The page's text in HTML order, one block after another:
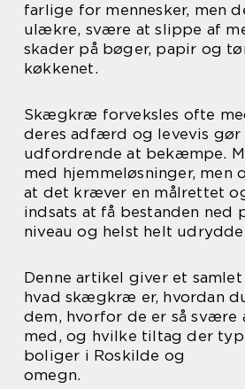
farlige for mennesker, men
ulækre, svære at slippe af
skader på bøger, papir og
køkkenet.
Skægkræ forveksles ofte
deres adfærd og levevis gør
udfordrende at bekæmpe.
med hjemmeløsninger, men
at det kræver en målrettet
indsats at få bestanden ned
niveau og helst helt
Denne artikel giver et
hvad skægkræ er, hvordan
dem, hvorfor de er så svære
med, og hvilke tiltag der
boliger i Roskilde og
omegn.